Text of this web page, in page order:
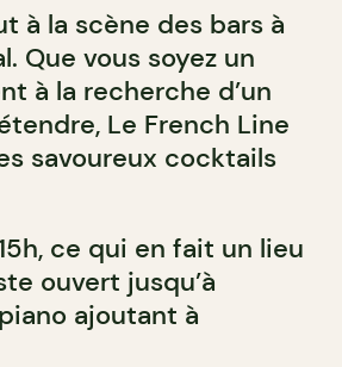
à la scène des bars à
Que vous soyez un
à la recherche d’un
Le French Line
savoureux cocktails
ce qui en fait un lieu
ouvert jusqu’à
ajoutant à